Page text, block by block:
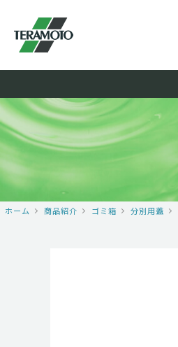
ホーム 商品紹介 ゴミ箱 分別用蓋